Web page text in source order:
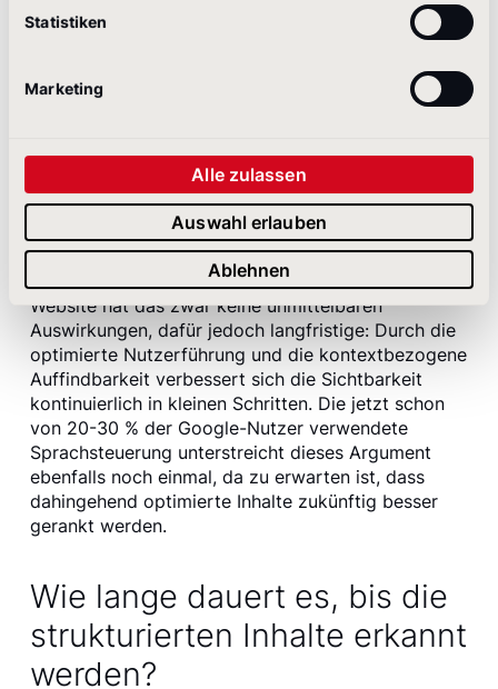
Statistiken
Marketing
Alle zulassen
Auswahl erlauben
Ablehnen
sollte grundsätzlich die verbesserte User
Wie wirken sich strukturierte
Daten auf die Sichtbarkeit
der Website aus?
Die strukturierten Daten helfen Google und anderen
Suchmaschinen, dem User exaktere und relevantere
Suchergebnisse zu liefern. Auf die Sichtbarkeit Ihrer
Website hat das zwar keine unmittelbaren
Auswirkungen, dafür jedoch langfristige: Durch die
optimierte Nutzerführung und die kontextbezogene
Auffindbarkeit verbessert sich die Sichtbarkeit
kontinuierlich in kleinen Schritten. Die jetzt schon
von 20-30 % der Google-Nutzer verwendete
Sprachsteuerung unterstreicht dieses Argument
ebenfalls noch einmal, da zu erwarten ist, dass
dahingehend optimierte Inhalte zukünftig besser
gerankt werden.
Wie lange dauert es, bis die
strukturierten Inhalte erkannt
werden?